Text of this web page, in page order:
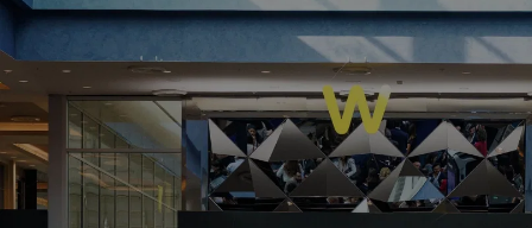
Hybrid-casual türünde oyunlar
geliştiren yerli girişim: POW Games